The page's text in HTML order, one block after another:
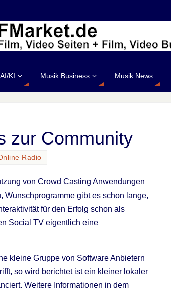
AI/KI Musik Business Musik News
zur Community
Radio
von Crowd Casting Anwendungen
Wunschprogramme gibt es schon lange,
für den Erfolg schon als
Social TV eigentlich eine
kleine Gruppe von Software Anbietern
so wird berichtet ist ein kleiner lokaler
Weitere Informationen in dem